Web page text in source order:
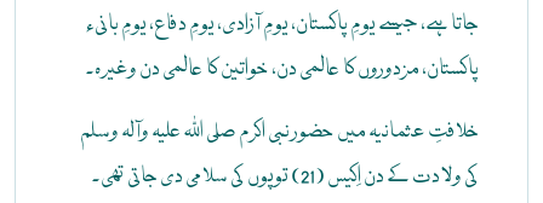
جاتا ہے، جیسے یومِ پاکستان، یومِ آزادی، یومِ دفاع، یومِ بانیء
پاکستان، مزدوروں کا عالمی دن، خواتین کا عالمی دن وغیرہ۔
خلافتِ عثمانیہ میں حضور نبی اکرم صلی اللہ علیہ وآلہ وسلم
کی ولادت کے دن اِکیس (21) توپوں کی سلامی دی جاتی تھی۔